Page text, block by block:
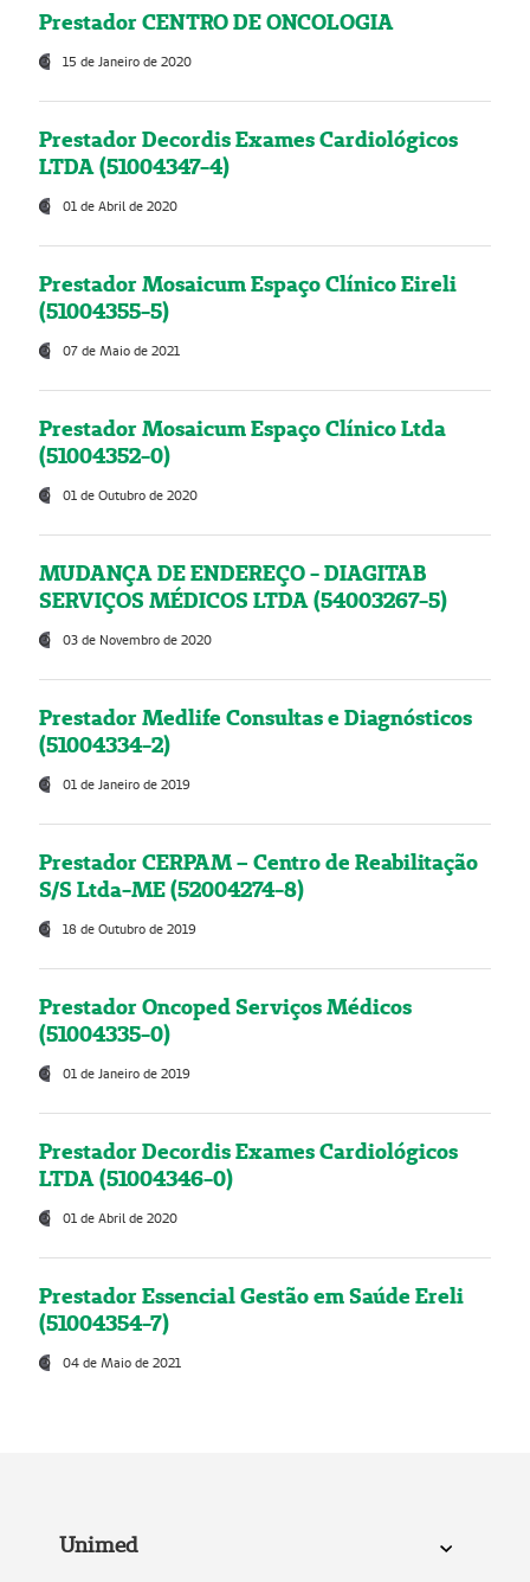
Prestador CENTRO DE ONCOLOGIA
15 de Janeiro de 2020
Prestador Decordis Exames Cardiológicos
LTDA (51004347-4)
01 de Abril de 2020
Prestador Mosaicum Espaço Clínico Eireli
(51004355-5)
07 de Maio de 2021
Prestador Mosaicum Espaço Clínico Ltda
(51004352-0)
01 de Outubro de 2020
MUDANÇA DE ENDEREÇO - DIAGITAB
SERVIÇOS MÉDICOS LTDA (54003267-5)
03 de Novembro de 2020
Prestador Medlife Consultas e Diagnósticos
(51004334-2)
01 de Janeiro de 2019
Prestador CERPAM – Centro de Reabilitação
S/S Ltda-ME (52004274-8)
18 de Outubro de 2019
Prestador Oncoped Serviços Médicos
(51004335-0)
01 de Janeiro de 2019
Prestador Decordis Exames Cardiológicos
LTDA (51004346-0)
01 de Abril de 2020
Prestador Essencial Gestão em Saúde Ereli
(51004354-7)
04 de Maio de 2021
Unimed